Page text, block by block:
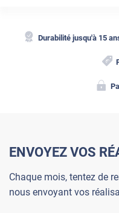
Durabilité jusqu'à 15
ENVOYEZ VOS
Chaque mois, tentez de
nous envoyant vos